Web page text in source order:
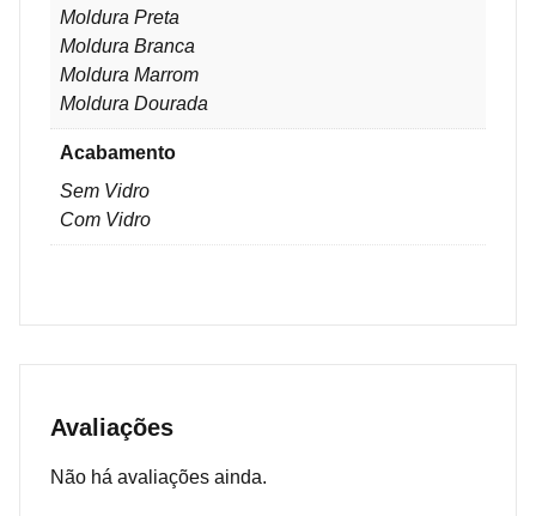
Moldura Preta
Moldura Branca
Moldura Marrom
Moldura Dourada
Acabamento
Sem Vidro
Com Vidro
Avaliações
Não há avaliações ainda.